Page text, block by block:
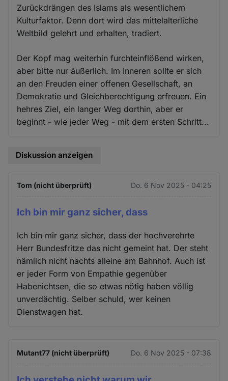
Zurückdrängen des Islams als wesentlichem
Kulturfaktor. Denn dort wird das mittelalterliche
Weltbild gelehrt und erhalten, tradiert.
Der Kopf mag weiterhin furchteinflößend wirken,
aber bitte nur äußerlich. Im Inneren sollte er sich
an den Freuden einer offenen Gesellschaft, an
Demokratie und Gleichberechtigung erfreuen. Ein
hehres Ziel, ein langer Weg dorthin, aber er
beginnt - wie jeder Weg - mit dem ersten Schritt...
Diskussion anzeigen
Tom (nicht überprüft) Do. 6 Nov 2025 - 04:25
Ich bin mir ganz sicher, dass
Ich bin mir ganz sicher, dass der hochverehrte
Herr Bundesfritze das nicht gemeint hat. Der steht
nämlich nicht nachts alleine am Bahnhof. Auch ist
er jeder Form von Empathie gegenüber
Habenichtsen, die so etwas nötig haben völlig
unverdächtig. Selber schuld, wer keinen
Dienstwagen hat.
Mutant77 (nicht überprüft) Do. 6 Nov 2025 - 07:38